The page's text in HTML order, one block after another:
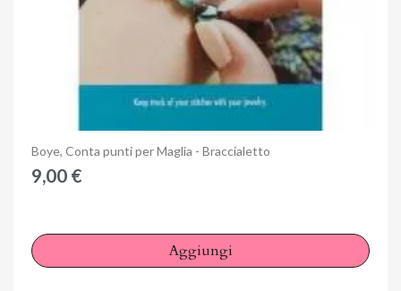
Anteprima
Boye, Conta punti per Maglia - Braccialetto
9,00 €
Aggiungi